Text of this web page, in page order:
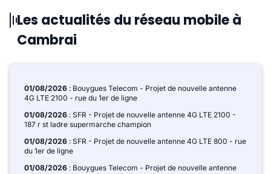
Les actualités du réseau mobile à
Cambrai
01/08/2026 : Bouygues Telecom - Projet de nouvelle antenne
4G LTE 2100 - rue du 1er de ligne
01/08/2026 : SFR - Projet de nouvelle antenne 4G LTE 2100 -
187 r st ladre supermarche champion
01/08/2026 : SFR - Projet de nouvelle antenne 4G LTE 800 - rue
du 1er de ligne
01/08/2026 : Bouygues Telecom - Projet de nouvelle antenne